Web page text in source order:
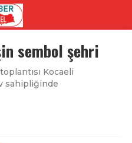
sembol şehri
Kocaeli
sahipliğinde